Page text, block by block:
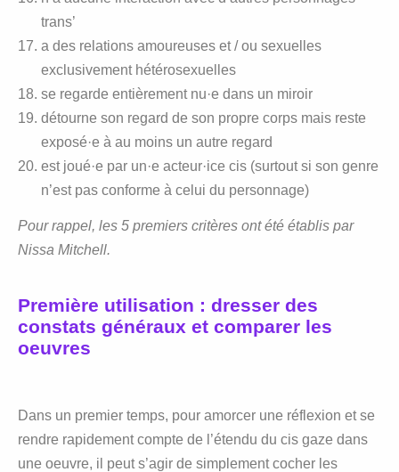
trans’
a des relations amoureuses et / ou sexuelles
exclusivement hétérosexuelles
se regarde entièrement nu·e dans un miroir
détourne son regard de son propre corps mais reste
exposé·e à au moins un autre regard
est joué·e par un·e acteur·ice cis (surtout si son genre
n’est pas conforme à celui du personnage)
Pour rappel, les 5 premiers critères ont été établis par
Nissa Mitchell.
Première utilisation : dresser des
constats généraux et comparer les
oeuvres
Dans un premier temps, pour amorcer une réflexion et se
rendre rapidement compte de l’étendu du cis gaze dans
une oeuvre, il peut s’agir de simplement cocher les